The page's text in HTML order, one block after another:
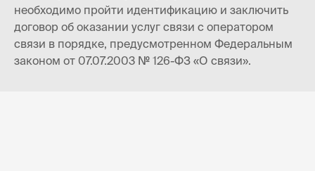
необходимо пройти идентификацию и заключить
договор об оказании услуг связи с оператором
связи в порядке, предусмотренном Федеральным
законом от 07.07.2003 № 126-ФЗ «О связи».